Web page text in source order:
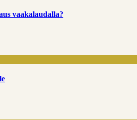
vaakalaudalla?